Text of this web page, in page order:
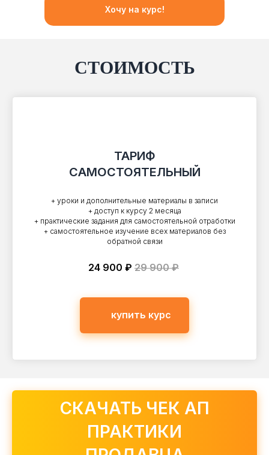
Хочу на курс!
СТОИМОСТЬ
ТАРИФ
САМОСТОЯТЕЛЬНЫЙ
+ уроки и дополнительные материалы в записи
+ доступ к курсу 2 месяца
+ практические задания для самостоятельной отработки
+ самостоятельное изучение всех материалов без
обратной связи
24 900 ₽ 29 900 ₽
купить курс
СКАЧАТЬ ЧЕК АП
ПРАКТИКИ